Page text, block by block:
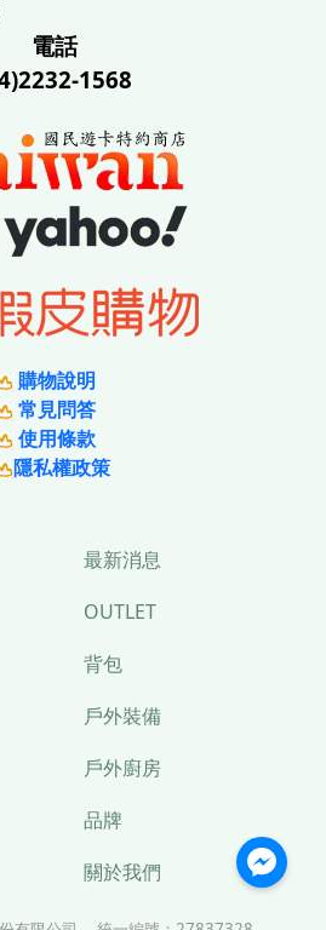
電話
1568
購物說明
常見問答
使用條款
隱私權政策
最新消息
OUTLET
背包
戶外裝備
戶外廚房
品牌
關於我們